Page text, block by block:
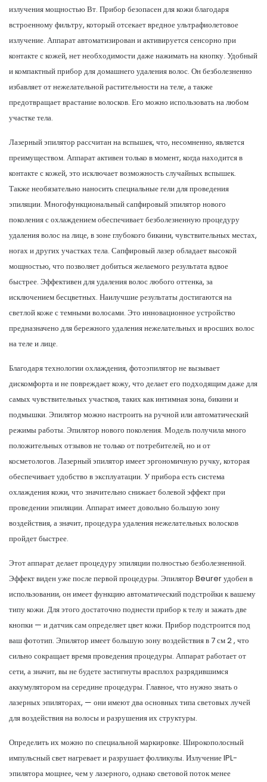
излучения мощностью Вт. Прибор безопасен для кожи благодаря
встроенному фильтру, который отсекает вредное ультрафиолетовое
излучение. Аппарат автоматизирован и активируется сенсорно при
контакте с кожей, нет необходимости даже нажимать на кнопку. Удобный
и компактный прибор для домашнего удаления волос. Он безболезненно
избавляет от нежелательной растительности на теле, а также
предотвращает врастание волосков. Его можно использовать на любом
участке тела.
Лазерный эпилятор рассчитан на вспышек, что, несомненно, является
преимуществом. Аппарат активен только в момент, когда находится в
контакте с кожей, это исключает возможность случайных вспышек.
Также необязательно наносить специальные гели для проведения
эпиляции. Многофункциональный сапфировый эпилятор нового
поколения с охлаждением обеспечивает безболезненную процедуру
удаления волос на лице, в зоне глубокого бикини, чувствительных местах,
ногах и других участках тела. Сапфировый лазер обладает высокой
мощностью, что позволяет добиться желаемого результата вдвое
быстрее. Эффективен для удаления волос любого оттенка, за
исключением бесцветных. Наилучшие результаты достигаются на
светлой коже с темными волосами. Это инновационное устройство
предназначено для бережного удаления нежелательных и вросших волос
на теле и лице.
Благодаря технологии охлаждения, фотоэпилятор не вызывает
дискомфорта и не повреждает кожу, что делает его подходящим даже для
самых чувствительных участков, таких как интимная зона, бикини и
подмышки. Эпилятор можно настроить на ручной или автоматический
режимы работы. Эпилятор нового поколения. Модель получила много
положительных отзывов не только от потребителей, но и от
косметологов. Лазерный эпилятор имеет эргономичную ручку, которая
обеспечивает удобство в эксплуатации. У прибора есть система
охлаждения кожи, что значительно снижает болевой эффект при
проведении эпиляции. Аппарат имеет довольно большую зону
воздействия, а значит, процедура удаления нежелательных волосков
пройдет быстрее.
Этот аппарат делает процедуру эпиляции полностью безболезненной.
Эффект виден уже после первой процедуры. Эпилятор Beurer удобен в
использовании, он имеет функцию автоматический подстройки к вашему
типу кожи. Для этого достаточно поднести прибор к телу и зажать две
кнопки — и датчик сам определяет цвет кожи. Прибор подстроится под
ваш фототип. Эпилятор имеет большую зону воздействия в 7 см 2 , что
сильно сокращает время проведения процедуры. Аппарат работает от
сети, а значит, вы не будете застигнуты врасплох разрядившимся
аккумулятором на середине процедуры. Главное, что нужно знать о
лазерных эпиляторах, — они имеют два основных типа световых лучей
для воздействия на волосы и разрушения их структуры.
Определить их можно по специальной маркировке. Широкополосный
импульсный свет нагревает и разрушает фолликулы. Излучение IPL-
эпилятора мощнее, чем у лазерного, однако световой поток менее